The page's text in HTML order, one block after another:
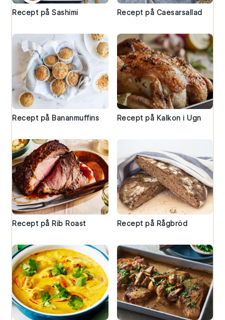
Recept på Sashimi Recept på Caesarsallad
Recept på Bananmuffins Recept på Kalkon i Ugn
Recept på Rib Roast Recept på Rågbröd